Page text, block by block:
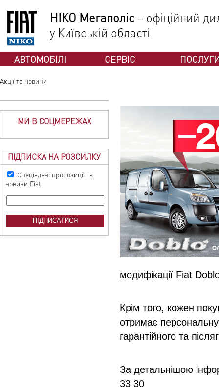
НІКО Мегаполіс – офіційний
у Київській області
АВТОМОБІЛІ СЕРВІС
Акції та новини
МИ В СОЦМЕРЕЖАХ
ПІДПИСКА НА РОЗСИЛКУ
Спеціальні пропозиції та
новини Fiat
модифікації Fiat
Крім того, кожен
отримає
гарантійного та
За детальнішою
33 30